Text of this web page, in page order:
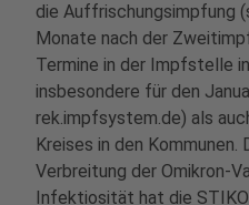
die Auffrischungsimpfung
Monate nach der
Termine in der Impfstelle
insbesondere für den
rek.impfsystem.de) als
Kreises in den Kommunen.
Verbreitung der Omikron-
Infektiosität hat die